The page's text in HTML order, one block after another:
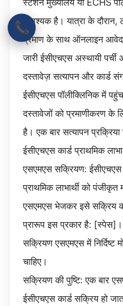
स्टेशन मुख्यालय या ECHS
आवश्यक है। यात्रा के दौरान,
प्रमाण के साथ ऑनलाइन
जारी ईसीएचएस अस्थायी
दस्तावेज़ सत्यापन और कार्ड
ईसीएचएस पॉलीक्लिनिक में
दस्तावेजों को प्रमाणीकरण के
है। एक बार सत्यापन प्रक्रिया
ईसीएचएस कार्ड प्राथमिक
एसएमएस सक्रियण: ईसीएचएस
प्राथमिक लाभार्थी को
एसएमएस भेजकर इसे सक्रिय
प्रारूप इस प्रकार है:
सक्रियण एसएमएस में निर्दिष्ट
चाहिए।
सक्रियण की पुष्टि: एक बार
ईसीएचएस कार्ड सक्रिय हो
📞